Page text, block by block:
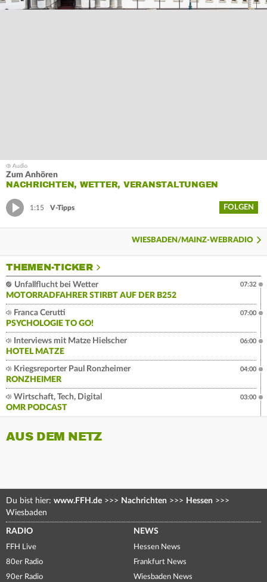
Zum Anhören
NACHRICHTEN, WETTER, VERANSTALTUNGEN
1:15 V-Tipps FOLGEN
WIESBADEN/MAINZ-WEBRADIO
THEMEN-TICKER
Unfallflucht bei Wetter
MOTORRADFAHRER STIRBT AUF DER B252
07:32
Franca Cerutti
PSYCHOLOGIE TO GO!
07:00
Interviews mit Matze Hielscher
HOTEL MATZE
06:00
Kriegsreporter Paul Ronzheimer
RONZHEIMER
04:00
Wirtschaft, Tech, Digital
OMR PODCAST
03:00
AUS DEM NETZ
Du bist hier: www.FFH.de >>> Nachrichten >>> Hessen >>>
Wiesbaden
RADIO
FFH Live
80er Radio
90er Radio
NEWS
Hessen News
Frankfurt News
Wiesbaden News